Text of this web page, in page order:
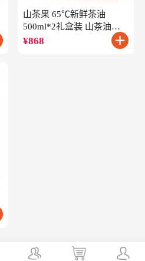
山茶果 65℃新鲜茶油
500ml*2礼盒装 山茶油一
级冷榨油茶籽油
¥868